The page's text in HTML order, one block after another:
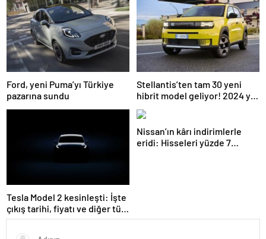
Ford, yeni Puma’yı Türkiye
pazarına sundu
Stellantis’ten tam 30 yeni
hibrit model geliyor! 2024 yılı
Tesla Model 2 kesinleşti: İşte
çıkış tarihi, fiyatı ve diğer tüm
ayrıntılar…
Nissan’ın kârı indirimlerle
eridi: Hisseleri yüzde 7